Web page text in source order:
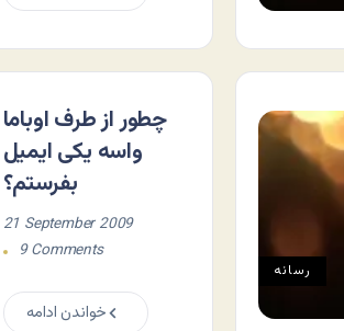
چطور از طرف اوباما
واسه یکی ایمیل
بفرستم؟
21 September 2009
9 Comments
خواندن ادامه
رسانه